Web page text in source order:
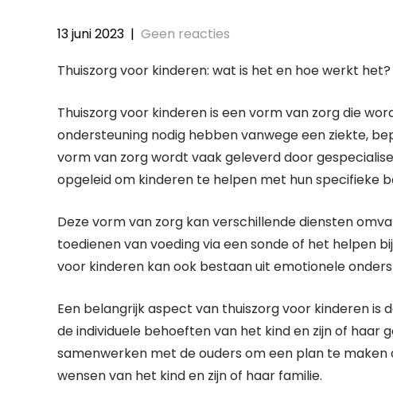
13 juni 2023 | Geen reacties
Thuiszorg voor kinderen: wat is het en hoe werkt het?
Thuiszorg voor kinderen is een vorm van zorg die
ondersteuning nodig hebben vanwege een ziekte,
vorm van zorg wordt vaak geleverd door
opgeleid om kinderen te helpen met hun specifieke
Deze vorm van zorg kan verschillende diensten
toedienen van voeding via een sonde of het helpen
voor kinderen kan ook bestaan uit emotionele
Een belangrijk aspect van thuiszorg voor kinderen
de individuele behoeften van het kind en zijn of haar
samenwerken met de ouders om een ​​plan te
wensen van het kind en zijn of haar familie.